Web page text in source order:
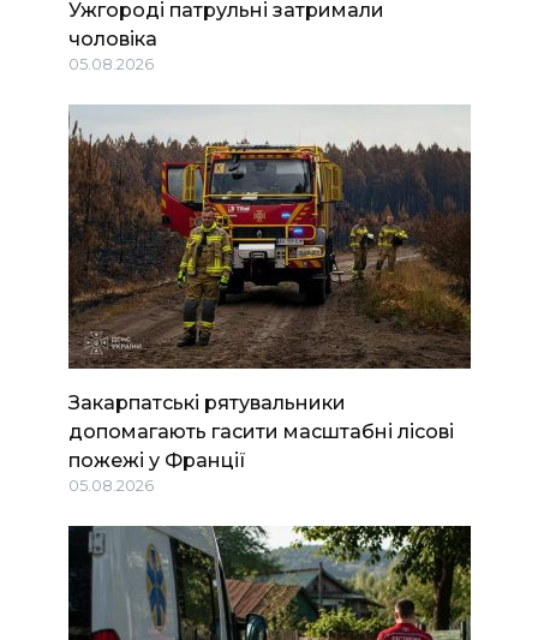
Ужгороді патрульні затримали
чоловіка
05.08.2026
Закарпатські рятувальники
допомагають гасити масштабні лісові
пожежі у Франції
05.08.2026